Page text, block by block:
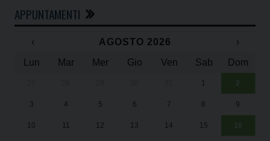
APPUNTAMENTI
‹ AGOSTO 2026
›
Lun
Mar Mer Gio Ven Sab Dom
1 2
3 4 5 6 7 8 9
10 11 12 13 14 15 16